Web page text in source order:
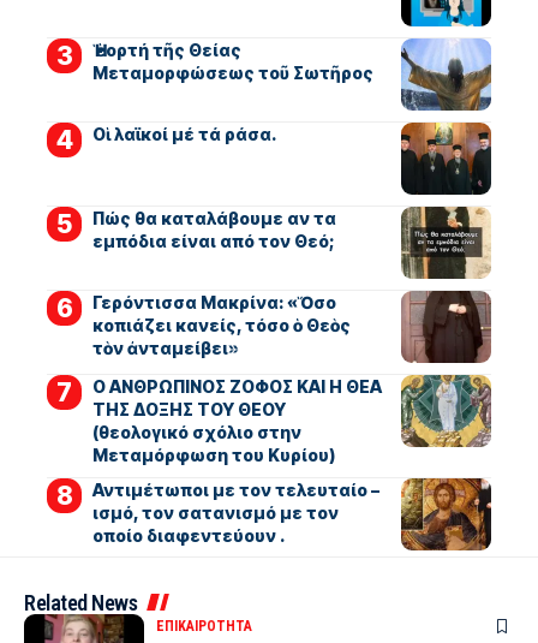
Ἡ ἑορτή τῆς Θείας
Μεταμορφώσεως τοῦ Σωτῆρος
Οἱ λαϊκοί μέ τά ράσα.
Πώς θα καταλάβουμε αν τα
εμπόδια είναι από τον Θεό;
Γερόντισσα Μακρίνα: «Ὅσο
κοπιάζει κανείς, τόσο ὁ Θεὸς
τὸν ἀνταμείβει»
Ο ΑΝΘΡΩΠΙΝΟΣ ΖΟΦΟΣ ΚΑΙ Η ΘΕΑ
ΤΗΣ ΔΟΞΗΣ ΤΟΥ ΘΕΟΥ
(θεολογικό σχόλιο στην
Μεταμόρφωση του Κυρίου)
Αντιμέτωποι με τον τελευταίο –
ισμό, τον σατανισμό με τον
οποίο διαφεντεύουν .
Related News
ΕΠΙΚΑΙΡΟΤΗΤΑ